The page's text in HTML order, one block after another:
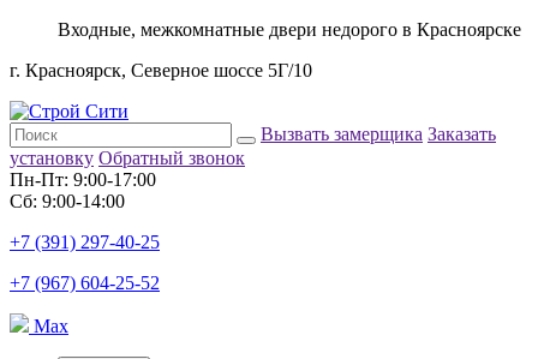
Входные, межкомнатные двери недорого в Красноярске
г. Красноярск, Северное шоссе 5Г/10
Вызвать замерщика Заказать
установку Обратный звонок
Пн-Пт: 9:00-17:00
Сб: 9:00-14:00
+7 (391) 297-40-25
+7 (967) 604-25-52
Max